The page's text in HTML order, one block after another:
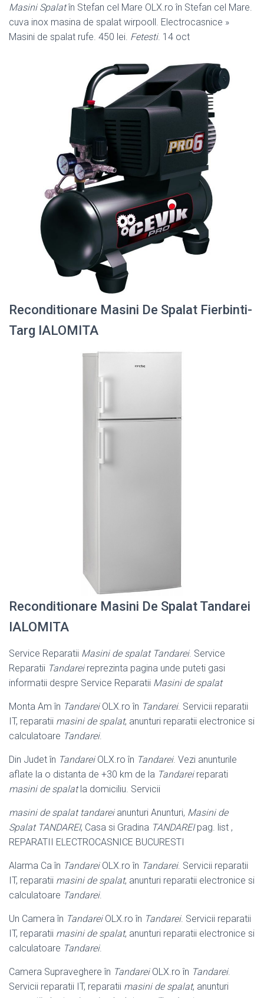
Masini Spalatîn Stefan cel Mare OLX.ro în Stefan cel Mare.
cuva inox masina de spalat wirpooll. Electrocasnice »
Masini de spalat rufe. 450 lei. Fetesti. 14 oct
Reconditionare Masini De Spalat Fierbinti-
Targ IALOMITA
Reconditionare Masini De Spalat Tandarei
IALOMITA
Service Reparatii Masini de spalat Tandarei. Service
Reparatii Tandareireprezinta pagina unde puteti gasi
informatii despre Service Reparatii Masini de spalat
Monta Am în TandareiOLX.ro în Tandarei. Servicii reparatii
IT, reparatii masini de spalat, anunturi reparatii electronice si
calculatoare Tandarei.
Din Judet în TandareiOLX.ro în Tandarei. Vezi anunturile
aflate la o distanta de +30 km de la Tandareireparati
masini de spalatla domiciliu. Servicii
masini de spalat tandareianunturi Anunturi, Masini de
Spalat TANDAREI, Casa si Gradina TANDAREIpag. list ,
REPARATII ELECTROCASNICE BUCURESTI
Alarma Ca în TandareiOLX.ro în Tandarei. Servicii reparatii
IT, reparatii masini de spalat, anunturi reparatii electronice si
calculatoare Tandarei.
Un Camera în TandareiOLX.ro în Tandarei. Servicii reparatii
IT, reparatii masini de spalat, anunturi reparatii electronice si
calculatoare Tandarei.
Camera Supraveghere în TandareiOLX.ro în Tandarei.
Servicii reparatii IT, reparatii masini de spalat, anunturi